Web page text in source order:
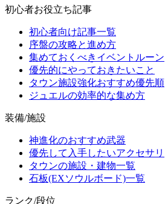
初心者お役立ち記事
初心者向け記事一覧
序盤の攻略と進め方
集めておくべきイベントルーン
優先的にやっておきたいこと
タウン施設強化おすすめ優先順
ジュエルの効率的な集め方
装備/施設
神進化のおすすめ武器
優先して入手したいアクセサリ
タウンの施設・建物一覧
石板(EXソウルボード)一覧
ランク/段位